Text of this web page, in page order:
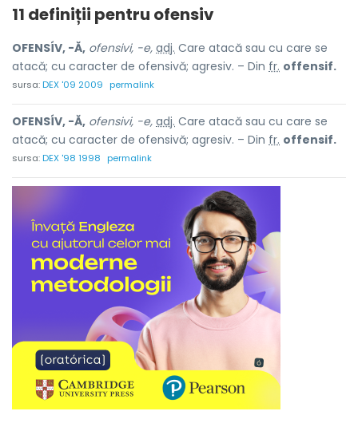
11 definiții pentru ofensiv
OFENSÍV, -Ă, ofensivi, -e, adj. Care atacă sau cu care se
atacă; cu caracter de ofensivă; agresiv. – Din fr. offensif.
sursa:DEX '09 2009 permalink
OFENSÍV, -Ă, ofensivi, -e, adj. Care atacă sau cu care se
atacă; cu caracter de ofensivă; agresiv. – Din fr. offensif.
sursa:DEX '98 1998 permalink